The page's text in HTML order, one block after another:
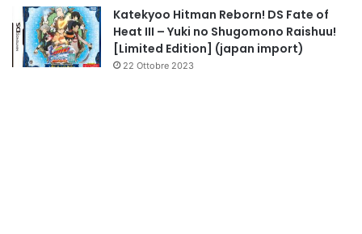
Katekyoo Hitman Reborn! DS Fate of
Heat III – Yuki no Shugomono Raishuu!
[Limited Edition] (japan import)
22 Ottobre 2023